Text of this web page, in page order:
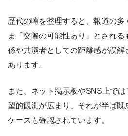
歴代の噂を整理すると、報道の多
ま「交際の可能性あり」とされる
係や共演者としての距離感が誤解
あります。
また、ネット掲示板やSNS上で
望的観測が広まり、それが半ば既
ケースも確認されています。